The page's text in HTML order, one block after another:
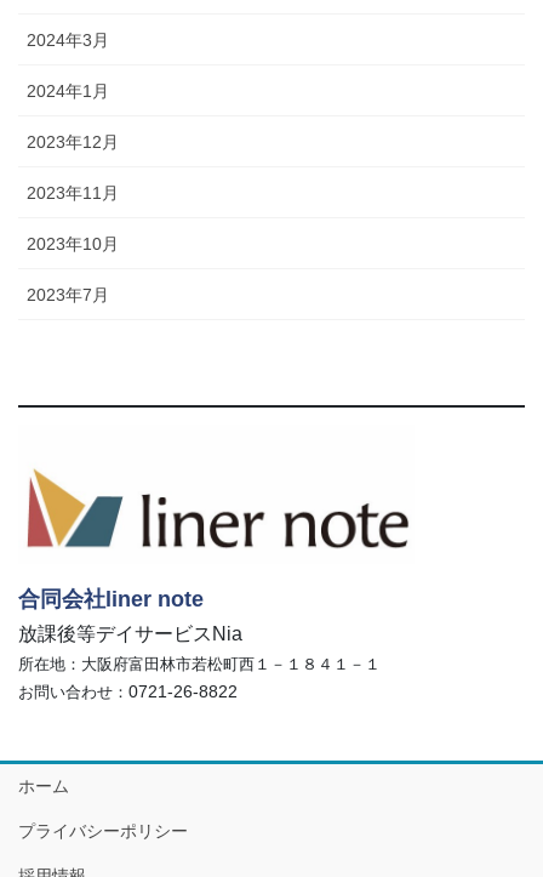
2024年3月
2024年1月
2023年12月
2023年11月
2023年10月
2023年7月
合同会社liner note
放課後等デイサービスNia
所在地：大阪府富田林市若松町西１－１８４１－１
お問い合わせ： 0721-26-8822
ホーム
プライバシーポリシー